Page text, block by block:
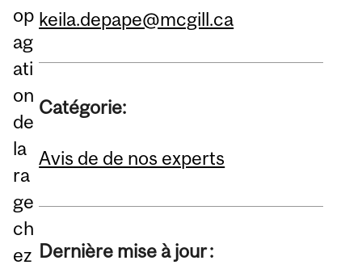
op
ag
ati
on
de
la
ra
ge
ch
ez
keila.depape@mcgill.ca
Catégorie:
Avis de de nos experts
Dernière mise à jour :